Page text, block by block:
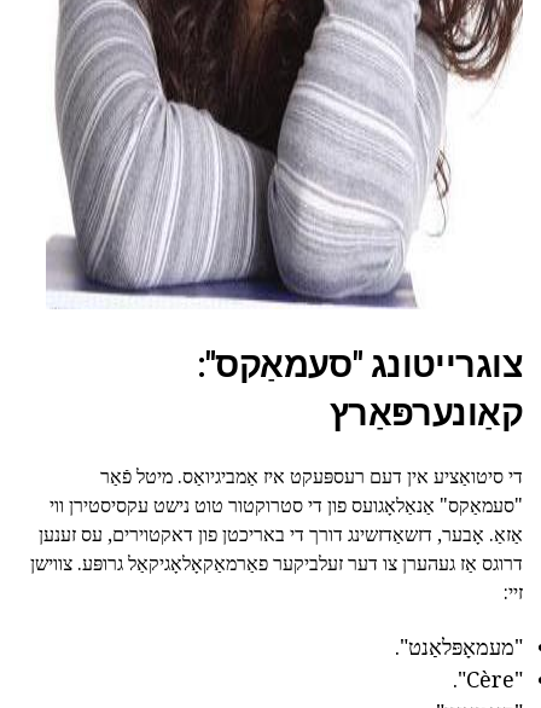
ad
צוגרייטונג "סעמאַקס":
קאַונערפּאַרץ
די סיטואַציע אין דעם רעספּעקט איז אַמביגיואַס. מיטל פֿאַר
"סעמאַקס" אַנאַלאָגועס פון די סטרוקטור טוט נישט עקסיסטירן ווי
אַזאַ. אָבער, דזשאַדזשינג דורך די באריכטן פון דאקטוירים, עס זענען
דרוגס אַז געהערן צו דער זעלביקער פאַרמאַקאָלאָגיקאַל גרופּע. צווישן
זיי:
"מעמאָפּלאַנט".
"Cère".